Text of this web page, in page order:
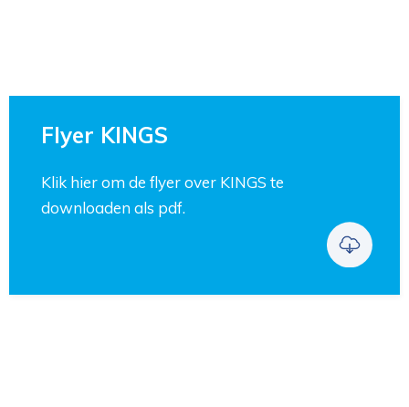
Flyer KINGS
Klik hier om de flyer over KINGS te
downloaden als pdf.